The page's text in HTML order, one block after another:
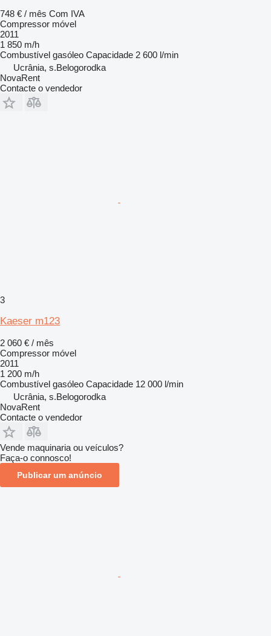
748 € / mês Com IVA
Compressor móvel
2011
1 850 m/h
Combustível gasóleo Capacidade 2 600 l/min
Ucrânia, s.Belogorodka
NovaRent
Contacte o vendedor
3
Kaeser m123
2 060 € / mês
Compressor móvel
2011
1 200 m/h
Combustível gasóleo Capacidade 12 000 l/min
Ucrânia, s.Belogorodka
NovaRent
Contacte o vendedor
Vende maquinaria ou veículos?
Faça-o connosco!
Publicar um anúncio